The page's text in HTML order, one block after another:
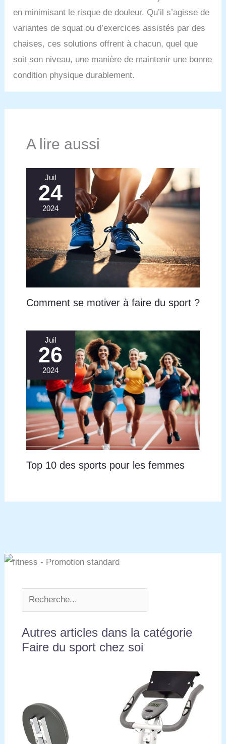
en minimisant le risque de douleur. Qu’il s’agisse de
variantes de squat ou d’exercices assistés par des
chaises, ces solutions offrent à chacun, quel que
soit son niveau, une manière de maintenir une bonne
condition physique durablement.
A lire aussi
Juil
24
2024
Comment se motiver à faire du sport ?
Juil
26
2024
Top 10 des sports pour les femmes
Autres articles dans la catégorie
Faire du sport chez soi